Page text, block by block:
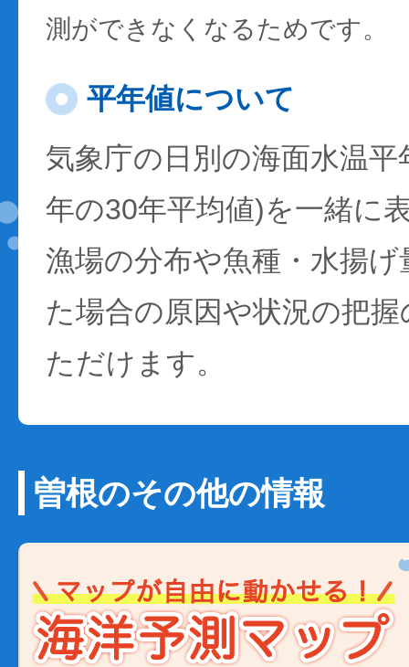
測ができなくなるためです。
平年値について
気象庁の日別の海面水温
年の30年平均値)を一緒に
漁場の分布や魚種・水揚
た場合の原因や状況の把
ただけます。
曽根のその他の情報